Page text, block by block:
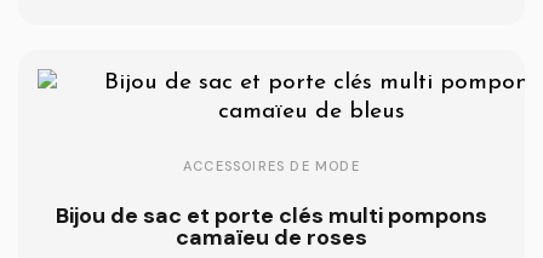
ACCESSOIRES DE MODE
Bijou de sac et porte clés multi pompons
camaïeu de roses